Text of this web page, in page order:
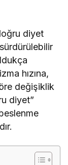
diyet
hızına,
değişiklik
diyet”